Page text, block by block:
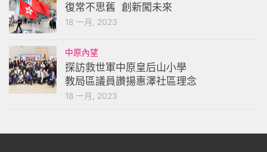
復常不思舊 創新闖未來
18 一月, 2023
中原內望
探訪救世軍中原皇后山小學
教局區議員讚揚惠澤社區理念
18 一月, 2023